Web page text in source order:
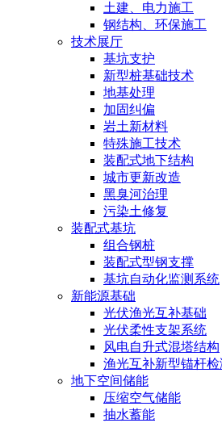
土建、电力施工
钢结构、环保施工
技术展厅
基坑支护
新型桩基础技术
地基处理
加固纠偏
岩土新材料
特殊施工技术
装配式地下结构
城市更新改造
黑臭河治理
污染土修复
装配式基坑
组合钢桩
装配式型钢支撑
基坑自动化监测系统
新能源基础
光伏渔光互补基础
光伏柔性支架系统
风电自升式混塔结构
渔光互补新型锚杆
地下空间储能
压缩空气储能
抽水蓄能